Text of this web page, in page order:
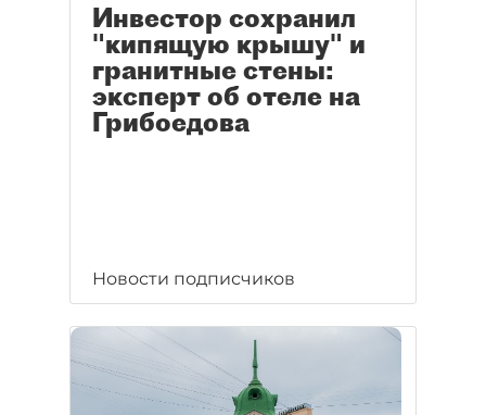
Инвестор сохранил
"кипящую крышу" и
гранитные стены:
эксперт об отеле на
Грибоедова
Новости подписчиков